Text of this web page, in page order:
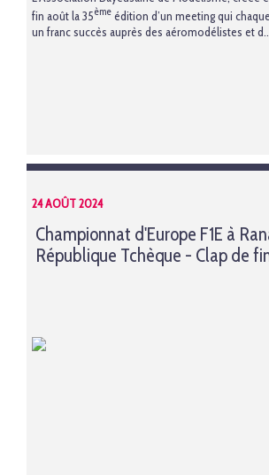
fin août la 35ème édition d’un meeting qui
un franc succès auprès des aéromodélistes et d...
24 AOÛT 2024
Championnat d'Europe F1E à
République Tchèque - Clap de